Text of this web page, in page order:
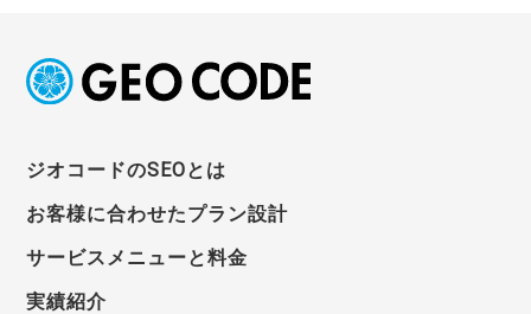
ジオコードのSEOとは
お客様に合わせたプラン設計
サービスメニューと料金
実績紹介